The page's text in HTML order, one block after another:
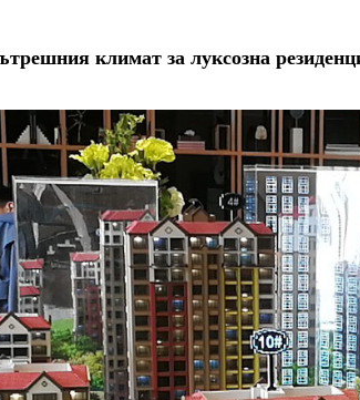
климат за луксозна